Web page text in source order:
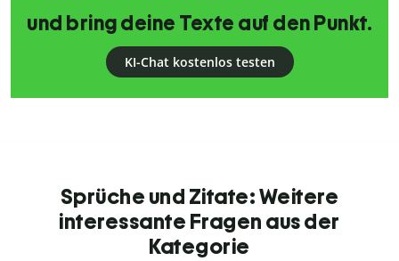
und bring deine Texte auf den Punkt.
KI-Chat kostenlos testen
Sprüche und Zitate: Weitere
interessante Fragen aus der
Kategorie